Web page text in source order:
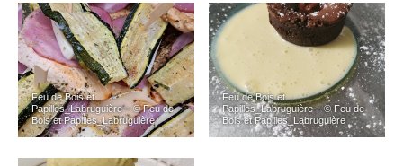
Feu de Bois et
Papilles_Labruguière – © Feu de
Bois et Papilles_Labruguière
Feu de Bois et
Papilles_Labruguière – © Feu de
Bois et Papilles_Labruguière